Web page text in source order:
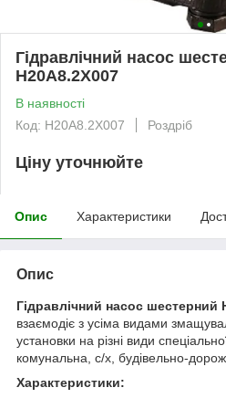
Гідравлічний насос
H20A8.2X007
В наявності
Код: H20A8.2X007
Роздріб
Ціну уточнюйте
Опис Характеристики
Опис
Гідравлічний насос шестерний
взаємодіє з усіма видами
установки на різні види
комунальна, с/х, будівельно-
Характеристики: